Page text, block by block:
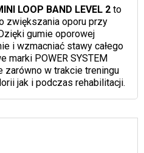
LOOP BAND LEVEL 2to
zwiększania oporu przy
gumie oporowej
i wzmacniać stawy całego
marki POWER SYSTEM
zarówno w trakcie treningu
jak i podczas rehabilitacji.